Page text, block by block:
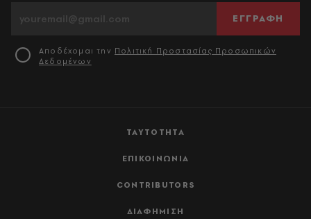
ΤΑΥΤΟΤΗΤΑ
ΕΠΙΚΟΙΝΩΝΙΑ
CONTRIBUTORS
ΔΙΑΦΗΜΙΣΗ
ΕΓΓΡΑΦΗ
Αποδέχομαι την Πολιτική Προστασίας Προσωπικών
Δεδομένων